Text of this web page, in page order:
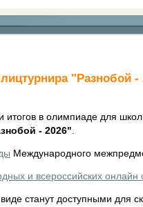
"Разнобой -
в олимпиаде для
- 2026"
Международного
и всероссийских онлайн
станут доступными для